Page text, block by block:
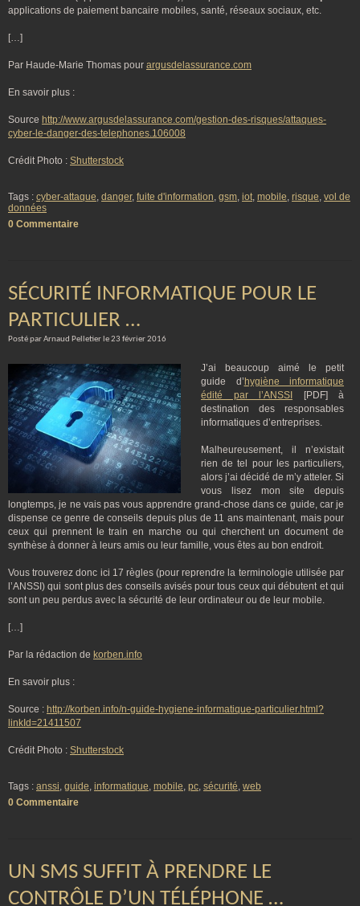
applications de paiement bancaire mobiles, santé, réseaux sociaux, etc.
[…]
Par Haude-Marie Thomas pour argusdelassurance.com
En savoir plus :
Source http://www.argusdelassurance.com/gestion-des-risques/attaques-
cyber-le-danger-des-telephones.106008
Crédit Photo : Shutterstock
Tags : cyber-attaque, danger, fuite d'information, gsm, iot, mobile, risque, vol de
données
0 Commentaire
SÉCURITÉ INFORMATIQUE POUR LE
PARTICULIER …
Posté par Arnaud Pelletier le 23 février 2016
J’ai beaucoup aimé le petit
guide d’ hygiène informatique
édité par l’ANSSI
[PDF] à
destination des responsables
informatiques d’entreprises.
Malheureusement, il n’existait
rien de tel pour les particuliers,
alors j’ai décidé de m’y atteler. Si
vous lisez mon site depuis
longtemps, je ne vais pas vous apprendre grand-chose dans ce guide, car je
dispense ce genre de conseils depuis plus de 11 ans maintenant, mais pour
ceux qui prennent le train en marche ou qui cherchent un document de
synthèse à donner à leurs amis ou leur famille, vous êtes au bon endroit.
Vous trouverez donc ici 17 règles (pour reprendre la terminologie utilisée par
l’ANSSI) qui sont plus des conseils avisés pour tous ceux qui débutent et qui
sont un peu perdus avec la sécurité de leur ordinateur ou de leur mobile.
[…]
Par la rédaction de korben.info
En savoir plus :
Source : http://korben.info/n-guide-hygiene-informatique-particulier.html?
linkId=21411507
Crédit Photo : Shutterstock
Tags : anssi, guide, informatique, mobile, pc, sécurité, web
0 Commentaire
UN SMS SUFFIT À PRENDRE LE
CONTRÔLE D’UN TÉLÉPHONE …